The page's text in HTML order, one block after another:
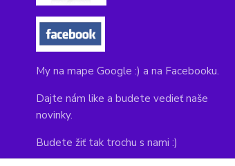
My na mape Google :) a na Facebooku.
Dajte nám like a budete vedieť naše
novinky.
Budete žiť tak trochu s nami :)